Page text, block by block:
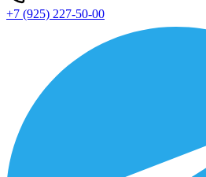
+7 (925) 227-50-00